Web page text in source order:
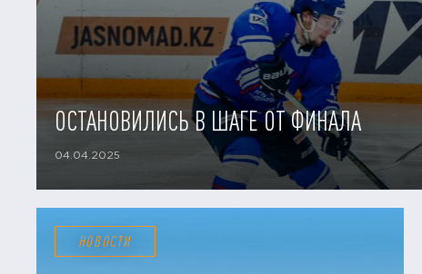
ОСТАНОВИЛИСЬ В ШАГЕ ОТ ФИНАЛА
04.04.2025
НОВОСТИ